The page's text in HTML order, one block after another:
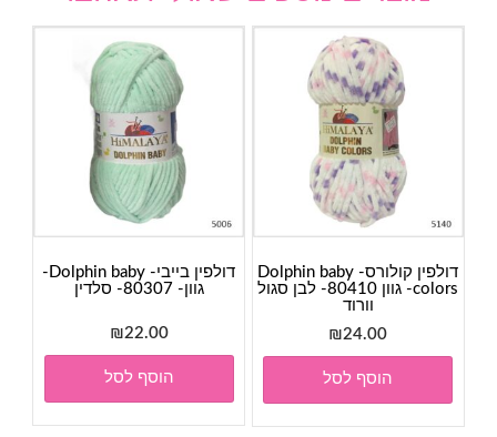
דולפין קולורס- Dolphin baby
colors- גוון 80410- לבן סגול
וורוד
₪24.00
הוסף לסל
דולפין בייבי- Dolphin baby-
גוון- 80307- סלדין
₪22.00
הוסף לסל